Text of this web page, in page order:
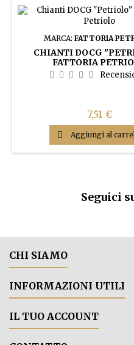
MARCA: FATTORIA
CHIANTI DOCG
FATTORIA
Prezzo
7,51 €
 Aggiungi al
Seguici
CHI SIAMO
INFORMAZIONI UTILI
IL TUO ACCOUNT